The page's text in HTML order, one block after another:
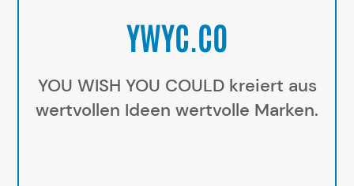
YWYC.CO
YOU WISH YOU COULD kreiert aus
wertvollen Ideen wertvolle Marken.